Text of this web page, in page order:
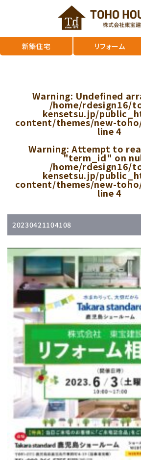
新築住宅 リフォーム
Warning: Undefined
/home/rdesign16/
kensetsu.jp/
content/themes/new-
line4
Warning: Attempt to
"term_id" on
/home/rdesign16/
kensetsu.jp/
content/themes/new-
line4
20230421104108